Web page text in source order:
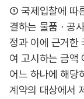
① 국제입찰에 따
결하는 물품ㆍ공
정과 이에 근거한
여 고시하는 금액
어느 하나에 해당
계약의 대상에서